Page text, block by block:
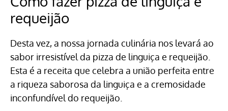
requeijão
Desta vez, a nossa jornada culinária nos levará ao
sabor irresistível da pizza de linguiça e requeijão.
Esta é a receita que celebra a união perfeita entre
a riqueza saborosa da linguiça e a cremosidade
inconfundível do requeijão.